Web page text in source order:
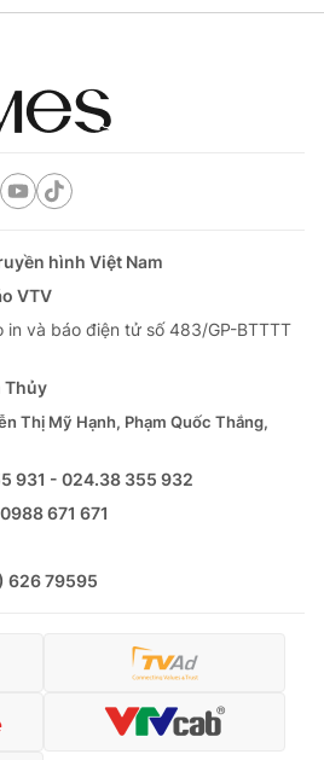
hình Việt Nam
VTV
in và báo điện tử số 483/GP-BTTTT
Thủy
Thị Mỹ Hạnh, Phạm Quốc Thắng,
931 - 024.38 355 932
0988 671 671
626 79595